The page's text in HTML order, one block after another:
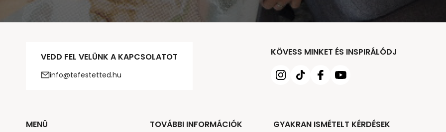
VEDD FEL VELÜNK A KAPCSOLATOT
info@tefestetted.hu
KÖVESS MINKET ÉS INSPIRÁLÓDJ
MENÜ TOVÁBBI INFORMÁCIÓK GYAKRAN ISMÉTELT KÉRDÉSEK